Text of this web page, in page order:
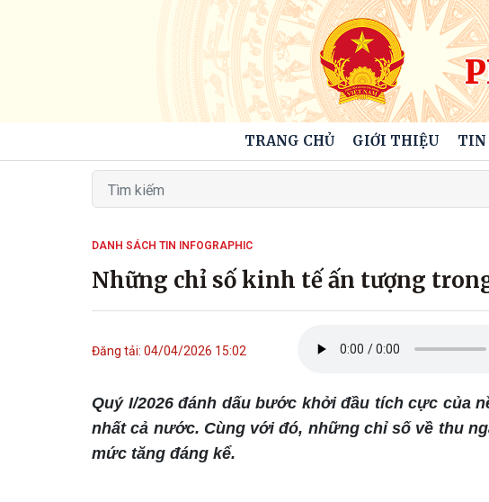
TRANG CHỦ GIỚI THIỆU TIN
DANH SÁCH TIN INFOGRAPHIC
Những chỉ số kinh tế ấn tượng
Đăng tải: 04/04/2026 15:02
Quý I/2026 đánh dấu bước khởi đầu tích cực của
nhất cả nước. Cùng với đó, những chỉ số về thu
mức tăng đáng kể.